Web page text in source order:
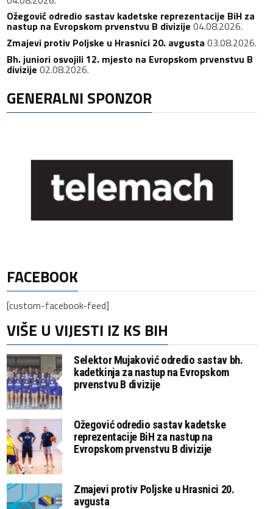
Ožegović odredio sastav kadetske reprezentacije BiH za
nastup na Evropskom prvenstvu B divizije 04.08.2026.
Zmajevi protiv Poljske u Hrasnici 20. avgusta 03.08.2026.
Bh. juniori osvojili 12. mjesto na Evropskom prvenstvu B
divizije 02.08.2026.
GENERALNI SPONZOR
FACEBOOK
[custom-facebook-feed]
VIŠE U VIJESTI IZ KS BIH
Selektor Mujaković odredio sastav bh.
kadetkinja za nastup na Evropskom
prvenstvu B divizije
Ožegović odredio sastav kadetske
reprezentacije BiH za nastup na
Evropskom prvenstvu B divizije
Zmajevi protiv Poljske u Hrasnici 20.
avgusta